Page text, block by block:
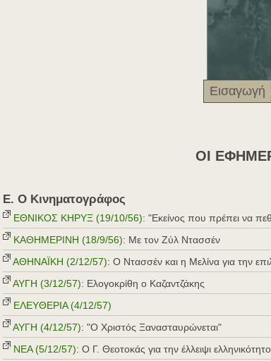
Εισαγωγή
OI
E. O Κινηματογράφος
ΕΘΝΙΚΟΣ ΚΗΡΥΞ (19/10/56): "Εκείνος που πρέπει να
KAΘHMEPINH (18/9/56): Με τον Ζύλ Ντασσέν
AΘHNAΪKH (2/12/57): Ο Ντασσέν και η Μελίνα για την
AYΓH (3/12/57): Ελογοκρίθη ο Καζαντζάκης
EΛEYΘEPIA (4/12/57)
AYΓH (4/12/57): "Ο Χριστός Ξανασταυρώνεται"
ΝΕΑ (5/12/57): Ο Γ. Θεοτοκάς για την έλλειψι